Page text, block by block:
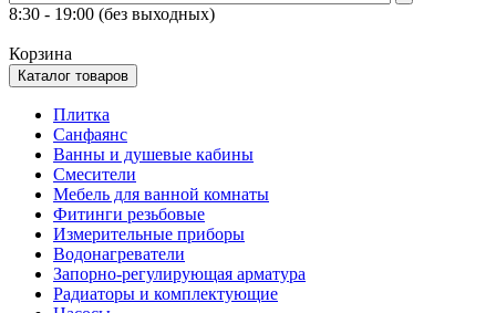
8:30 - 19:00 (без выходных)
Корзина
Каталог товаров
Плитка
Санфаянс
Ванны и душевые кабины
Смесители
Мебель для ванной комнаты
Фитинги резьбовые
Измерительные приборы
Водонагреватели
Запорно-регулирующая арматура
Радиаторы и комплектующие